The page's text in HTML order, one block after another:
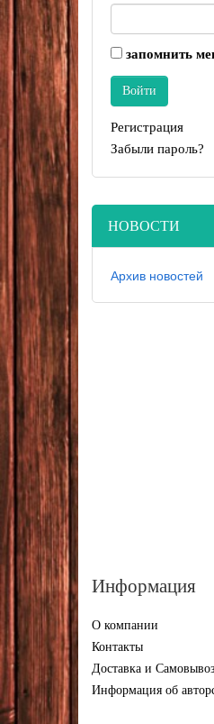
запомнить
Регистрация
Забыли пароль?
НОВОСТИ
Архив новостей
Информация
О компании
Контакты
Доставка и Самовывоз
Информация об